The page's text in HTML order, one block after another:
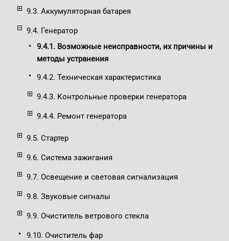
9.3. Аккумуляторная батарея
9.4. Генератор
9.4.1. Возможные неисправности, их причины и
методы устранения
9.4.2. Техническая характеристика
9.4.3. Контрольные проверки генератора
9.4.4. Ремонт генератора
9.5. Стартер
9.6. Система зажигания
9.7. Освещение и световая сигнализация
9.8. Звуковые сигналы
9.9. Очиститель ветрового стекла
9.10. Очиститель фар